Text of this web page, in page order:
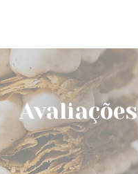
Avaliações